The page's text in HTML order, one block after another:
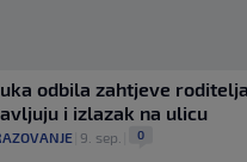
odbila zahtjeve
i izlazak na ulicu
9. sep. 0